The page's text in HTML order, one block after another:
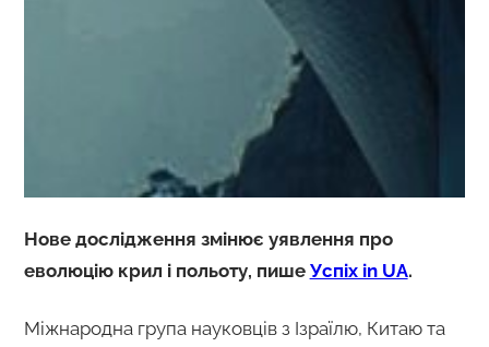
Нове дослідження змінює уявлення про
еволюцію крил і польоту, пише Успіх in UA.
Міжнародна група науковців з Ізраїлю, Китаю та